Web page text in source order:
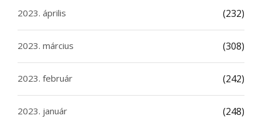
2023. április (232)
2023. március (308)
2023. február (242)
2023. január (248)